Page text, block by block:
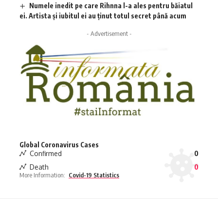
Numele inedit pe care Rihnna l-a ales pentru băiatul
ei. Artista și iubitul ei au ținut totul secret până acum
- Advertisement -
Global Coronavirus Cases
Confirmed
0
Death
0
More Information: Covid-19 Statistics